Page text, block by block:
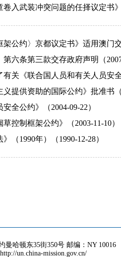
入武装冲突问题的任择议定书》
公约〉京都议定书》适用澳门交
六条第三款交存政府声明（
关《联合国人员和有关人员安
提供资助的国际公约》批准书（
全公约》（2004-09-22）
控制框架公约》（2003-11-10）
（1990年）（1990-12-28）
曼哈顿东35街350号 邮编：NY 10016
http://un.china-mission.gov.cn/